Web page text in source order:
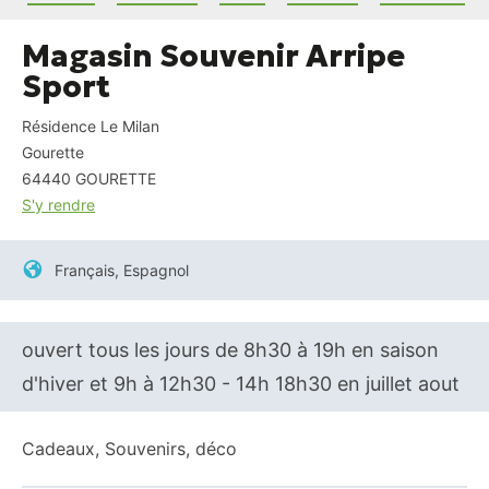
Magasin Souvenir Arripe
Sport
Résidence Le Milan
Gourette
64440 GOURETTE
S'y rendre
Français, Espagnol
ouvert tous les jours de 8h30 à 19h en saison
d'hiver et 9h à 12h30 - 14h 18h30 en juillet aout
Cadeaux, Souvenirs, déco